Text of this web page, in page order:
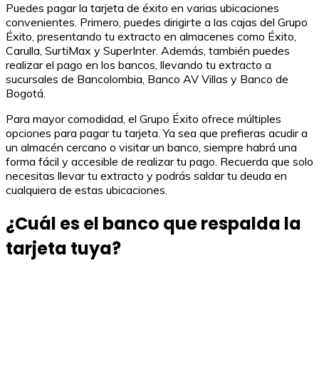
Puedes pagar la tarjeta de éxito en varias ubicaciones
convenientes. Primero, puedes dirigirte a las cajas del Grupo
Éxito, presentando tu extracto en almacenes como Éxito,
Carulla, SurtiMax y SuperInter. Además, también puedes
realizar el pago en los bancos, llevando tu extracto a
sucursales de Bancolombia, Banco AV Villas y Banco de
Bogotá.
Para mayor comodidad, el Grupo Éxito ofrece múltiples
opciones para pagar tu tarjeta. Ya sea que prefieras acudir a
un almacén cercano o visitar un banco, siempre habrá una
forma fácil y accesible de realizar tu pago. Recuerda que solo
necesitas llevar tu extracto y podrás saldar tu deuda en
cualquiera de estas ubicaciones.
¿Cuál es el banco que respalda la
tarjeta tuya?